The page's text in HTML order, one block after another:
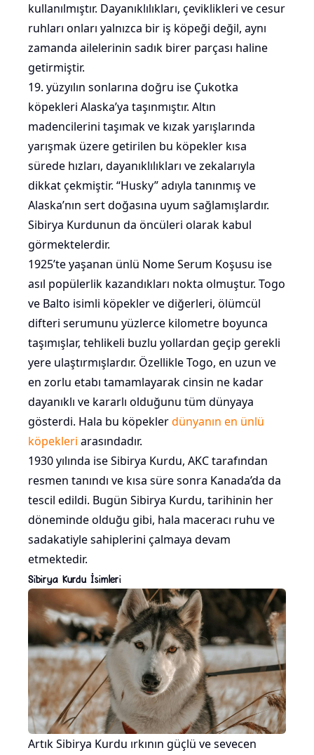
kullanılmıştır. Dayanıklılıkları, çeviklikleri ve cesur
ruhları onları yalnızca bir iş köpeği değil, aynı
zamanda ailelerinin sadık birer parçası haline
getirmiştir.
19. yüzyılın sonlarına doğru ise Çukotka
köpekleri Alaska’ya taşınmıştır. Altın
madencilerini taşımak ve kızak yarışlarında
yarışmak üzere getirilen bu köpekler kısa
sürede hızları, dayanıklılıkları ve zekalarıyla
dikkat çekmiştir. “Husky” adıyla tanınmış ve
Alaska’nın sert doğasına uyum sağlamışlardır.
Sibirya Kurdunun da öncüleri olarak kabul
görmektelerdir.
1925’te yaşanan ünlü Nome Serum Koşusu ise
asıl popülerlik kazandıkları nokta olmuştur. Togo
ve Balto isimli köpekler ve diğerleri, ölümcül
difteri serumunu yüzlerce kilometre boyunca
taşımışlar, tehlikeli buzlu yollardan geçip gerekli
yere ulaştırmışlardır. Özellikle Togo, en uzun ve
en zorlu etabı tamamlayarak cinsin ne kadar
dayanıklı ve kararlı olduğunu tüm dünyaya
gösterdi. Hala bu köpeklerdünyanın en ünlü
köpekleri arasındadır.
1930 yılında ise Sibirya Kurdu, AKC tarafından
resmen tanındı ve kısa süre sonra Kanada’da da
tescil edildi. Bugün Sibirya Kurdu, tarihinin her
döneminde olduğu gibi, hala maceracı ruhu ve
sadakatiyle sahiplerini çalmaya devam
etmektedir.
Sibirya Kurdu İsimleri
Artık Sibirya Kurdu ırkının güçlü ve sevecen